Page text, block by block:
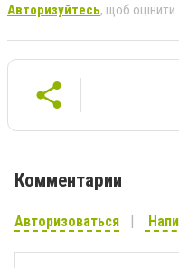
Авторизуйтесь, щоб оцінити
Комментарии
Авторизоваться